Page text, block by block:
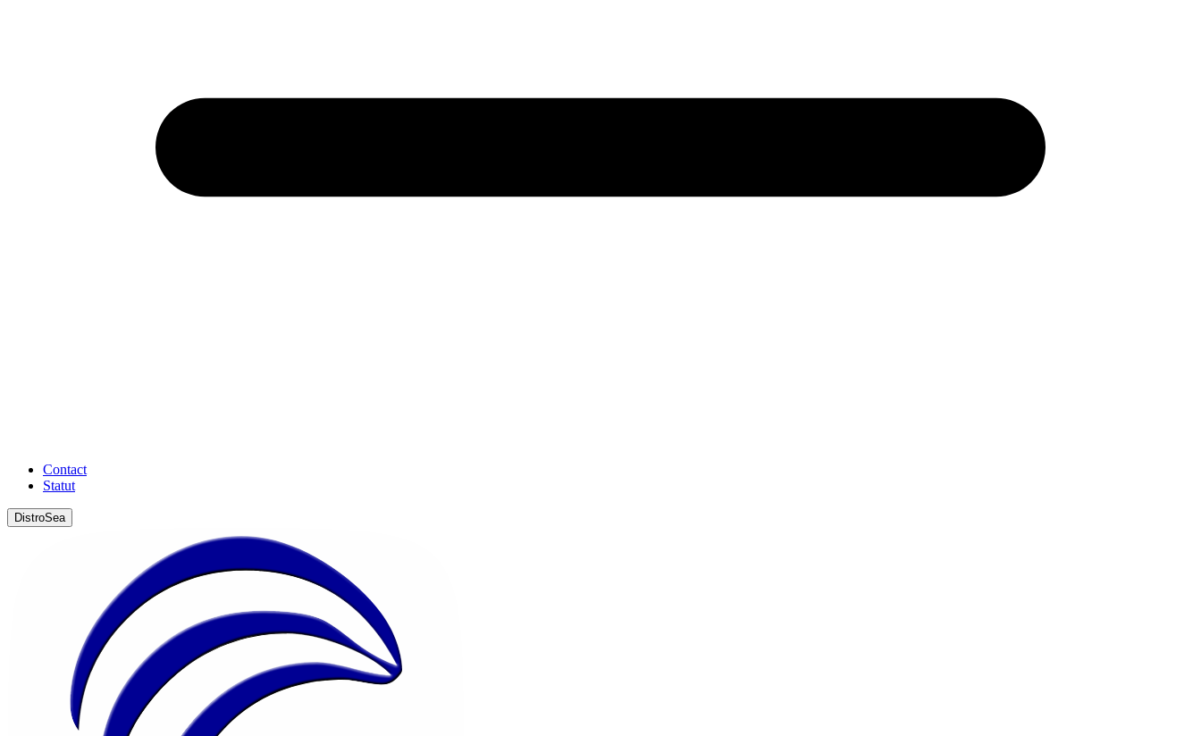
Contact
Statut
DistroSea